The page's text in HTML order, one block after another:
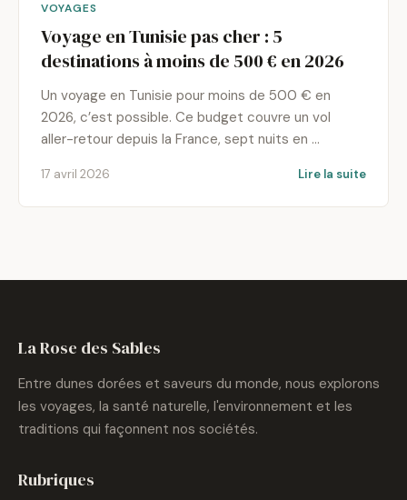
VOYAGES
Voyage en Tunisie pas cher : 5
destinations à moins de 500 € en 2026
Un voyage en Tunisie pour moins de 500 € en
2026, c’est possible. Ce budget couvre un vol
aller-retour depuis la France, sept nuits en …
17 avril 2026 Lire la suite
La Rose des Sables
Entre dunes dorées et saveurs du monde, nous explorons
les voyages, la santé naturelle, l'environnement et les
traditions qui façonnent nos sociétés.
Rubriques